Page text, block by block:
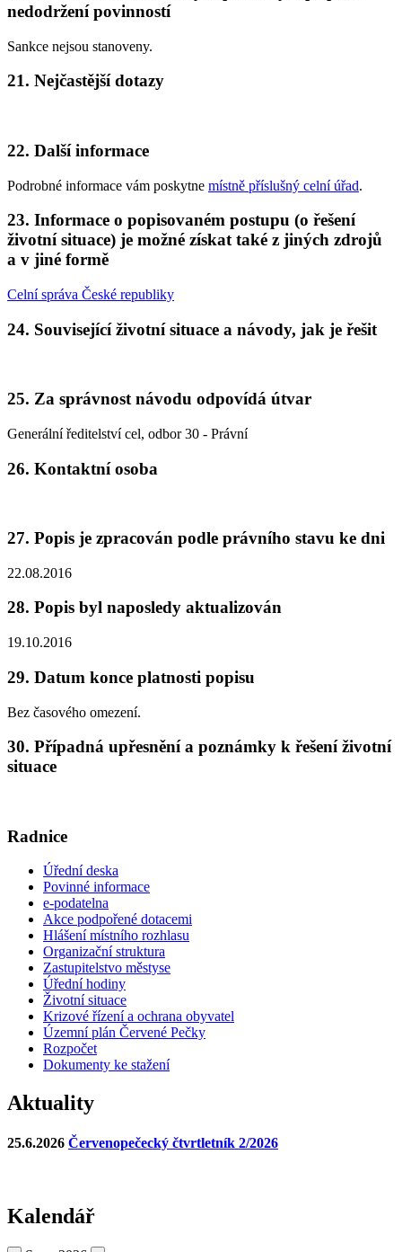
nedodržení povinností
Sankce nejsou stanoveny.
21. Nejčastější dotazy
22. Další informace
Podrobné informace vám poskytne místně příslušný celní úřad.
23. Informace o popisovaném postupu (o řešení
životní situace) je možné získat také z jiných zdrojů
a v jiné formě
Celní správa České republiky
24. Související životní situace a návody, jak je řešit
25. Za správnost návodu odpovídá útvar
Generální ředitelství cel, odbor 30 - Právní
26. Kontaktní osoba
27. Popis je zpracován podle právního stavu ke dni
22.08.2016
28. Popis byl naposledy aktualizován
19.10.2016
29. Datum konce platnosti popisu
Bez časového omezení.
30. Případná upřesnění a poznámky k řešení životní
situace
Radnice
Úřední deska
Povinné informace
e-podatelna
Akce podpořené dotacemi
Hlášení místního rozhlasu
Organizační struktura
Zastupitelstvo městyse
Úřední hodiny
Životní situace
Krizové řízení a ochrana obyvatel
Územní plán Červené Pečky
Rozpočet
Dokumenty ke stažení
Aktuality
25.6.2026 Červenopečecký čtvrtletník 2/2026
Kalendář